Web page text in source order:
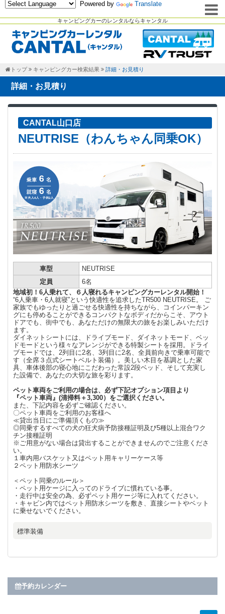
キャンピングカーのレンタルならキャンタル
Powered by Translate
トップ キャンピングカー検索結果 詳細・お見積り
詳細・お見積り
CANTAL山口店
NEUTRISE（わんちゃん同乗OK）
車型
NEUTRISE
定員
6名
地域初！6人乗れて、６人寝れるキャンピングカーレンタル開始！
“6人乗車・6人就寝”という快適性を追求したTR500 NEUTRISE。 ご
家族でもゆったりと過ごせる快適性を持ちながら、コインパーキン
グにも停めることができるコンパクトなボディだからこそ、アウト
ドアでも、街中でも、あなただけの無限大の旅をお楽しみいただけ
ます。
ダイネットシートには、ドライブモード、ダイネットモード、ベッ
ドモードという様々なアレンジができる特製シートを採用。ドライ
ブモードでは、2列目に2名、3列目に2名、全員前向きで乗車可能で
す（全席３点式シートベルト装備）。美しい木目を基調とした家
具、車体後部の寝心地にこだわった常設2段ベッド、そして充実し
た設備で、あなたの大切な旅を彩ります。
ペット車両をご利用の場合は、必ず下記オプション項目より
『ペット車両』(清掃料＋3,300）をご選択ください。
また、下記内容を必ずご確認ください。
〇ペット車両をご利用のお客様へ
≪貸出当日にご準備頂くもの≫
◎同乗するすべての犬の狂犬病予防接種証明及び5種以上混合ワク
チン接種証明
※ご用意がない場合は貸出することができませんのでご注意くださ
い。
１車内用バスケット又はペット用キャリーケース等
２ペット用防水シーツ
＜ペット同乗のルール＞
・ペット用ケージに入ってのドライブに慣れている事。
・走行中は安全の為、必ずペット用ケージ等に入れてください。
・キャビン内ではペット用防水シーツを敷き、直接シートやベット
に乗せないでください。
標準装備
予約カレンダー